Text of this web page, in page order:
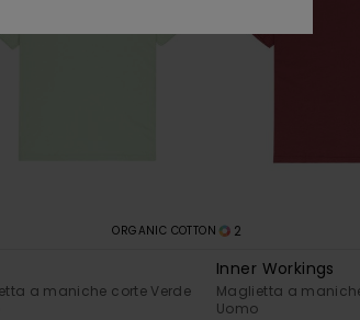
ORGANIC COTTON
a maniche corte Verde
2
Inner Workings
Maglietta a
Uomo